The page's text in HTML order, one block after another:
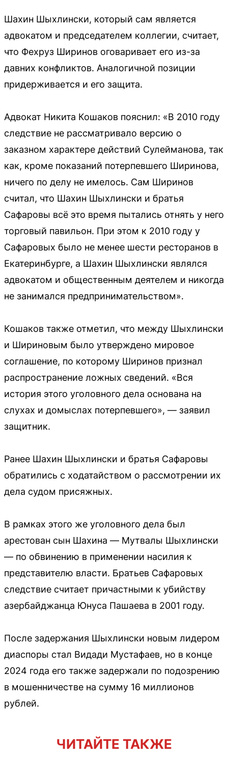
Шахин Шыхлински, который сам является
адвокатом и председателем коллегии, считает,
что Фехруз Ширинов оговаривает его из-за
давних конфликтов. Аналогичной позиции
придерживается и его защита.
Адвокат Никита Кошаков пояснил: «В 2010 году
следствие не рассматривало версию о
заказном характере действий Сулейманова, так
как, кроме показаний потерпевшего Ширинова,
ничего по делу не имелось. Сам Ширинов
считал, что Шахин Шыхлински и братья
Сафаровы всё это время пытались отнять у него
торговый павильон. При этом к 2010 году у
Сафаровых было не менее шести ресторанов в
Екатеринбурге, а Шахин Шыхлински являлся
адвокатом и общественным деятелем и никогда
не занимался предпринимательством».
Кошаков также отметил, что между Шыхлински
и Шириновым было утверждено мировое
соглашение, по которому Ширинов признал
распространение ложных сведений. «Вся
история этого уголовного дела основана на
слухах и домыслах потерпевшего», — заявил
защитник.
Ранее Шахин Шыхлински и братья Сафаровы
обратились с ходатайством о рассмотрении их
дела судом присяжных.
В рамках этого же уголовного дела был
арестован сын Шахина — Мутвалы Шыхлински
— по обвинению в применении насилия к
представителю власти. Братьев Сафаровых
следствие считает причастными к убийству
азербайджанца Юнуса Пашаева в 2001 году.
После задержания Шыхлински новым лидером
диаспоры стал Видади Мустафаев, но в конце
2024 года его также задержали по подозрению
в мошенничестве на сумму 16 миллионов
рублей.
ЧИТАЙТЕ ТАКЖЕ